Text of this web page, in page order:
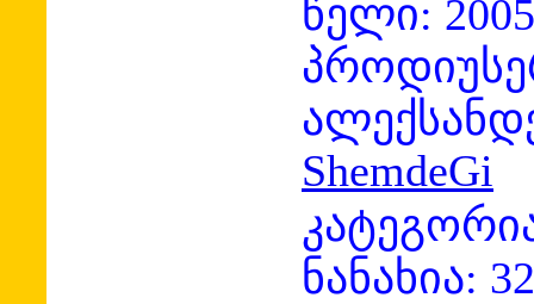
წელი: 2005
ShemdeGi
ნანახია: